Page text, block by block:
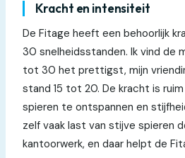
Kracht en intensiteit
De Fitage heeft een behoorlijk
30 snelheidsstanden. Ik vind de
tot 30 het prettigst, mijn
stand 15 tot 20. De kracht is
spieren te ontspannen en
zelf vaak last van stijve spieren
kantoorwerk, en daar helpt de